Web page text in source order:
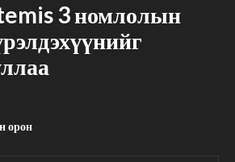
3 номлолын
орон